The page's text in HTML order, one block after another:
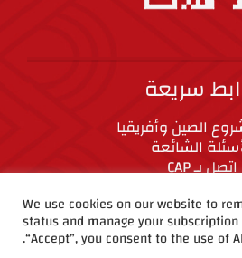
سريعة
الصين وأفريقيا
الشائعة
اتصل بـ CAP
We use cookies on our website to
status and manage your
“Accept”, you consent to the use of